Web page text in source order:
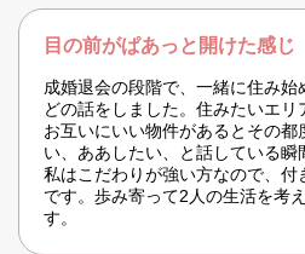
目の前がぱあっと開けた感じ
成婚退会の段階で、一緒に住み始
どの話をしました。住みたいエリ
お互いにいい物件があるとその都
い、ああしたい、と話している瞬
私はこだわりが強い方なので、
です。歩み寄って2人の生活を考
す。